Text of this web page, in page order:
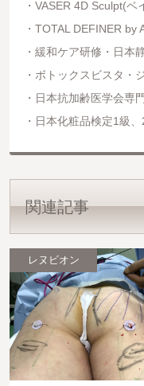
VASER 4D Sculpt(ベ
TOTAL DEFINER by
緩和ケア研修・日本
ボトックスビスタ・
日本抗加齢医学会専
日本化粧品検定1級
関連記事
レヌビオン